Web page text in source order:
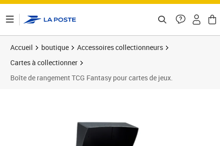
Accueil boutique
Accessoires collectionneurs
Cartes à collectionner
Boîte de rangement TCG Fantasy pour cartes de jeux.